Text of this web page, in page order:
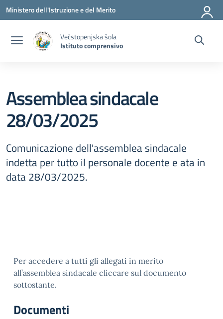
Vai ai contenuti
Vai al menu di navigazione
Vai al footer
Ministero dell'Istruzione e del Merito
Večstopenjska šola
Istituto comprensivo
Assemblea sindacale
28/03/2025
Comunicazione dell'assemblea sindacale
indetta per tutto il personale docente e ata in
data 28/03/2025.
Per accedere a tutti gli allegati in merito
all’assemblea sindacale cliccare sul documento
sottostante.
Documenti